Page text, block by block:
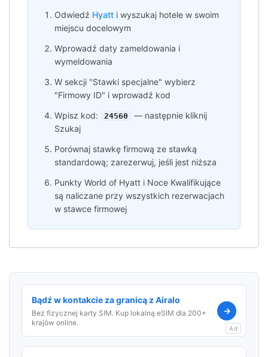
Odwiedź Hyatt i wyszukaj hotele w swoim
miejscu docelowym
Wprowadź daty zameldowania i
wymeldowania
W sekcji "Stawki specjalne" wybierz
"Firmowy ID" i wprowadź kod
Wpisz kod:
24560
— następnie kliknij
Szukaj
Porównaj stawkę firmową ze stawką
standardową; zarezerwuj, jeśli jest niższa
Punkty World of Hyatt i Noce Kwalifikujące
są naliczane przy wszystkich rezerwacjach
w stawce firmowej
Bądź w kontakcie za granicą z Airalo
Bez fizycznej karty SIM. Kup lokalną eSIM dla 200+
krajów online.
→
Ad